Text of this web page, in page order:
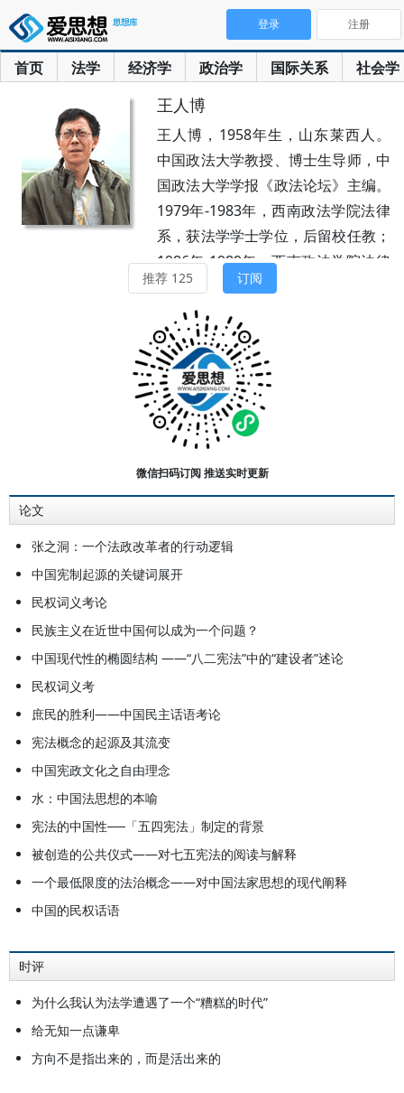
首页 法学 经济学 政治学 国际关系 社会学
登录 注册
王人博
王人博，1958年生，山东莱西人。
中国政法大学教授、博士生导师，中
国政法大学学报《政法论坛》主编。
1979年-1983年，西南政法学院法律
系，获法学学士学位，后留校任教；
1986年-1989年，西南政法学院法律
史专业，获法学硕士学位；1999
年-2001年，中国政法大学法律史专
业，获法学博士学位。在母校任教
时，先后被评为讲师、副教授、教
授，曾任《现代法学》和《西南政法
大学学报》主编。2002年调入中国
政法大学任教。主要著作有：《法治
论》（与程燎原合作）、《宪政文化
江湖》等。主要研究领域：宪政理论
和宪政史。
推荐 125 订阅
微信扫码订阅 推送实时更新
论文
张之洞：一个法政改革者的行动逻辑
中国宪制起源的关键词展开
民权词义考论
民族主义在近世中国何以成为一个问题？
中国现代性的椭圆结构 ——“八二宪法”中的“建设者”述论
民权词义考
庶民的胜利——中国民主话语考论
宪法概念的起源及其流变
中国宪政文化之自由理念
水：中国法思想的本喻
宪法的中国性──「五四宪法」制定的背景
被创造的公共仪式——对七五宪法的阅读与解释
一个最低限度的法治概念——对中国法家思想的现代阐释
中国的民权话语
时评
为什么我认为法学遭遇了一个“糟糕的时代”
给无知一点谦卑
方向不是指出来的，而是活出来的